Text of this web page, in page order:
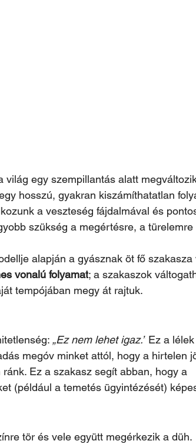
egy szempillantás alatt
hosszú, gyakran kiszámíthatatlan
a veszteség fájdalmával és
szükség a megértésre, a türelemre
alapján a gyásznak öt fő szakasza
vonalú folyamat; a szakaszok
tempójában megy át rajtuk.
„Ez nem lehet igaz.” Ez a lélek
megóv minket attól, hogy a hirtelen
Ez a szakasz segít abban, hogy a
(például a temetés ügyintézését)
tör és vele együtt megérkezik a düh.